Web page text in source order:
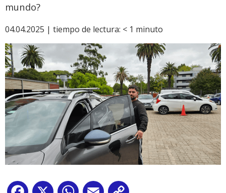
mundo?
04.04.2025 | tiempo de lectura: < 1 minuto